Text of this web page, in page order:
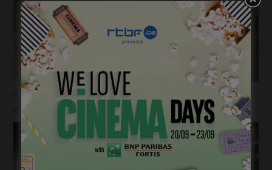
« 1985 »: 5mn avec Tijmen Govaerts
janvier 19, 2023